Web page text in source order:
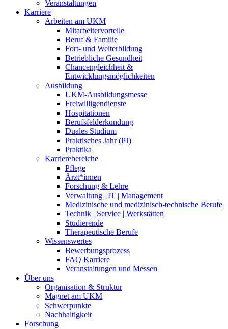
Veranstaltungen
Karriere
Arbeiten am UKM
Mitarbeitervorteile
Beruf & Familie
Fort- und Weiterbildung
Betriebliche Gesundheit
Chancengleichheit &
Entwicklungsmöglichkeiten
Ausbildung
UKM-Ausbildungsmesse
Freiwilligendienste
Hospitationen
Berufsfelderkundung
Duales Studium
Praktisches Jahr (PJ)
Praktika
Karrierebereiche
Pflege
Ärzt*innen
Forschung & Lehre
Verwaltung | IT | Management
Medizinische und medizinisch-technische Berufe
Technik | Service | Werkstätten
Studierende
Therapeutische Berufe
Wissenswertes
Bewerbungsprozess
FAQ Karriere
Veranstaltungen und Messen
Über uns
Organisation & Struktur
Magnet am UKM
Schwerpunkte
Nachhaltigkeit
Forschung